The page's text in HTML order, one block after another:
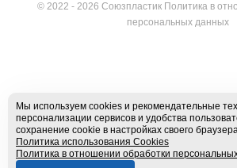
© 2022 - 2026 Союзпластик Политика в
персональных данных
Мы используем cookies и рекомендательные
персонализации сервисов и удобства
сохранение cookie в настройках своего
Политика использования Cookies
Политика в отношении обработки